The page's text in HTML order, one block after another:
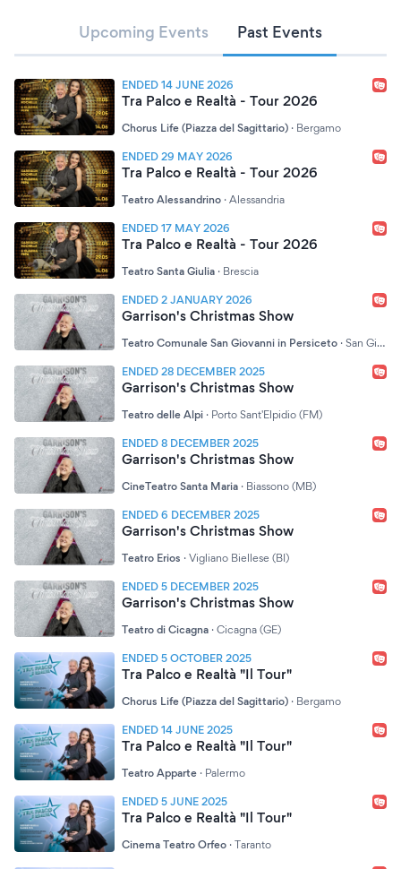
Upcoming Events Past Events
ENDED 14 JUNE 2026
Tra Palco e Realtà - Tour 2026
Chorus Life (Piazza del Sagittario) · Bergamo
ENDED 29 MAY 2026
Tra Palco e Realtà - Tour 2026
Teatro Alessandrino · Alessandria
ENDED 17 MAY 2026
Tra Palco e Realtà - Tour 2026
Teatro Santa Giulia · Brescia
ENDED 2 JANUARY 2026
Garrison's Christmas Show
Teatro Comunale San Giovanni in Persiceto · San Giovanni in Persiceto (BO)
ENDED 28 DECEMBER 2025
Garrison's Christmas Show
Teatro delle Alpi · Porto Sant'Elpidio (FM)
ENDED 8 DECEMBER 2025
Garrison's Christmas Show
CineTeatro Santa Maria · Biassono (MB)
ENDED 6 DECEMBER 2025
Garrison's Christmas Show
Teatro Erios · Vigliano Biellese (BI)
ENDED 5 DECEMBER 2025
Garrison's Christmas Show
Teatro di Cicagna · Cicagna (GE)
ENDED 5 OCTOBER 2025
Tra Palco e Realtà "Il Tour"
Chorus Life (Piazza del Sagittario) · Bergamo
ENDED 14 JUNE 2025
Tra Palco e Realtà "Il Tour"
Teatro Apparte · Palermo
ENDED 5 JUNE 2025
Tra Palco e Realtà "Il Tour"
Cinema Teatro Orfeo · Taranto